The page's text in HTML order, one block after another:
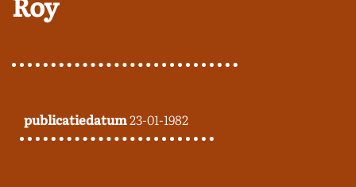
publicatiedatum23-01-1982